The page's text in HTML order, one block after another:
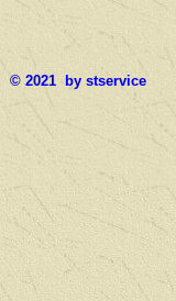
© 2021 by stservice